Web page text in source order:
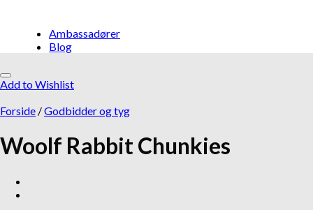
Ambassadører
Blog
Måske kunne nogle af disse produkter
have din interesse?
Add to Wishlist
Add to Wishlist
Forside /Godbidder og tyg
Woolf Rabbit Chunkies